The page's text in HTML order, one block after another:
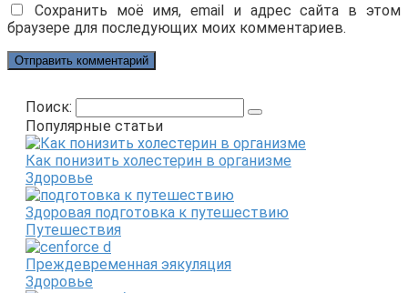
Сохранить моё имя, email и адрес сайта в этом
браузере для последующих моих комментариев.
Поиск:
Популярные статьи
Как понизить холестерин в организме
Здоровье
Здоровая подготовка к путешествию
Путешествия
Преждевременная эякуляция
Здоровье